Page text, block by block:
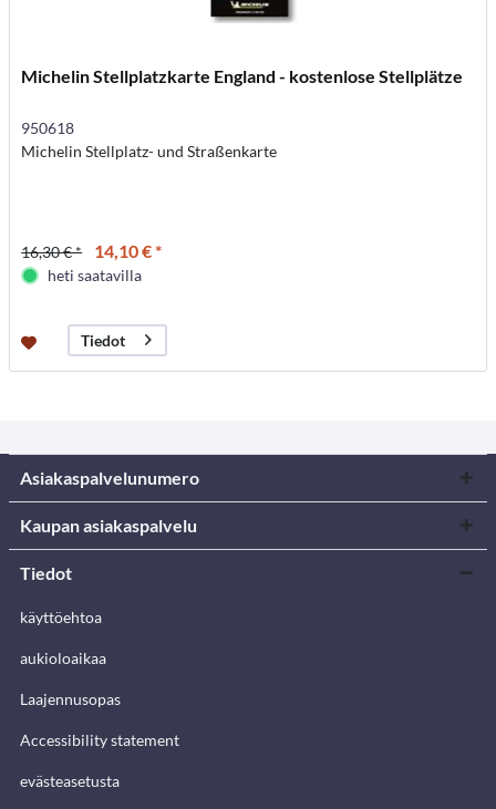
Michelin Stellplatzkarte England - kostenlose Stellplätze
950618
Michelin Stellplatz- und Straßenkarte
16,30 € * 14,10 € *
heti saatavilla
Tiedot
Asiakaspalvelunumero
Kaupan asiakaspalvelu
Tiedot
käyttöehtoa
aukioloaikaa
Laajennusopas
Accessibility statement
evästeasetusta